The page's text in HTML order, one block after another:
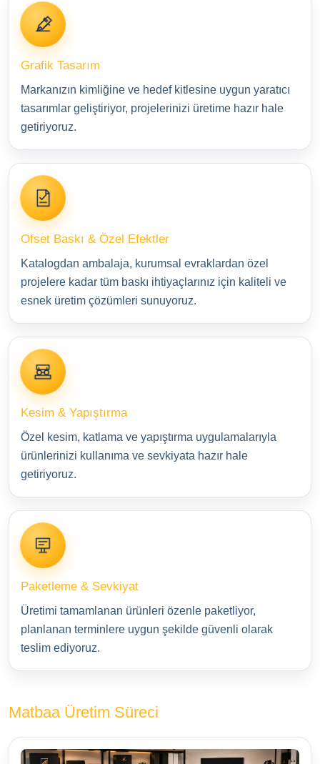
Grafik Tasarım
Markanızın kimliğine ve hedef kitlesine uygun yaratıcı
tasarımlar geliştiriyor, projelerinizi üretime hazır hale
getiriyoruz.
Ofset Baskı & Özel Efektler
Katalogdan ambalaja, kurumsal evraklardan özel
projelere kadar tüm baskı ihtiyaçlarınız için kaliteli ve
esnek üretim çözümleri sunuyoruz.
Kesim & Yapıştırma
Özel kesim, katlama ve yapıştırma uygulamalarıyla
ürünlerinizi kullanıma ve sevkiyata hazır hale
getiriyoruz.
Paketleme & Sevkiyat
Üretimi tamamlanan ürünleri özenle paketliyor,
planlanan terminlere uygun şekilde güvenli olarak
teslim ediyoruz.
Matbaa Üretim Süreci